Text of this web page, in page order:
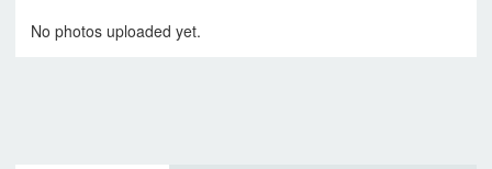
No photos uploaded yet.